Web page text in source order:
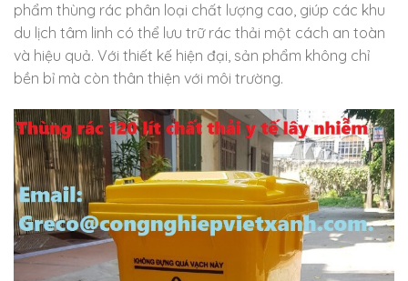
phẩm thùng rác phân loại chất lượng cao, giúp các khu
du lịch tâm linh có thể lưu trữ rác thải một cách an toàn
và hiệu quả. Với thiết kế hiện đại, sản phẩm không chỉ
bền bỉ mà còn thân thiện với môi trường.